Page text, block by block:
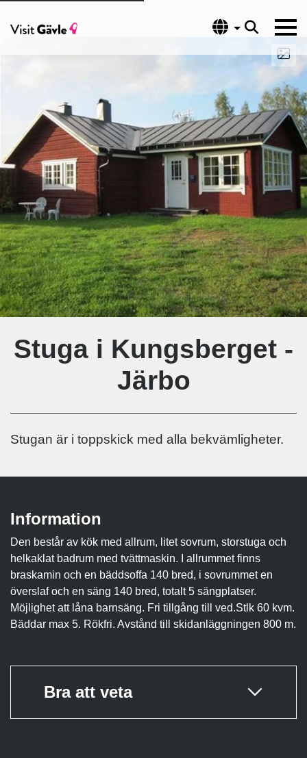
Språk
Stuga i Kungsberget -
Järbo
Stugan är i toppskick med alla bekvämligheter.
Information
Den består av kök med allrum, litet sovrum, storstuga och
helkaklat badrum med tvättmaskin. I allrummet finns
braskamin och en bäddsoffa 140 bred, i sovrummet en
överslaf och en säng 140 bred, totalt 5 sängplatser.
Möjlighet att låna barnsäng. Fri tillgång till ved.Stlk 60 kvm.
Bäddar max 5. Rökfri. Avstånd till skidanläggningen 800 m.
Bra att veta